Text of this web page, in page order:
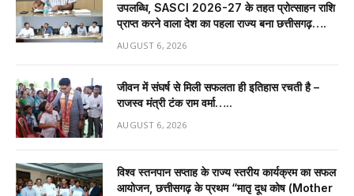
उपलब्धि, SASCI 2026-27 के तहत प्रोत्साहन राशि
प्राप्त करने वाला देश का पहला राज्य बना छत्तीसगढ़….
AUGUST 6, 2026
जीवन में संघर्ष से मिली सफलता ही इतिहास रचती है –
राजस्व मंत्री टंक राम वर्मा…..
AUGUST 6, 2026
विश्व स्तनपान सप्ताह के राज्य स्तरीय कार्यक्रम का सफल
आयोजन, छत्तीसगढ़ के प्रथम “मातृ दूध कोष (Mother